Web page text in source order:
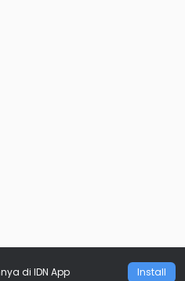
di IDN App Install